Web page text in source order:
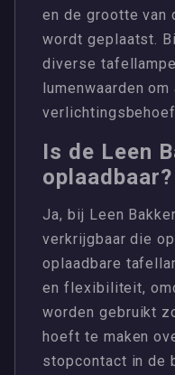
en de grootte van
wordt geplaatst.
diverse
lumenwaarden om
Is de Leen
oplaadbaar?
Ja, bij Leen
verkrijgbaar die
oplaadbare
en flexibiliteit,
worden gebruikt
hoeft te maken
stopcontact in de